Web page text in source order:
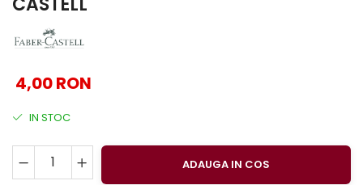
Graf von Faber-Castell
Molotow
Pelikan
Herlitz
Kreul
Leuchtturm1917
Foarfeci
Radiere
Caiete si Blocuri desen
Rigle echere
4,00 RON
IN STOC
ADAUGA IN COS